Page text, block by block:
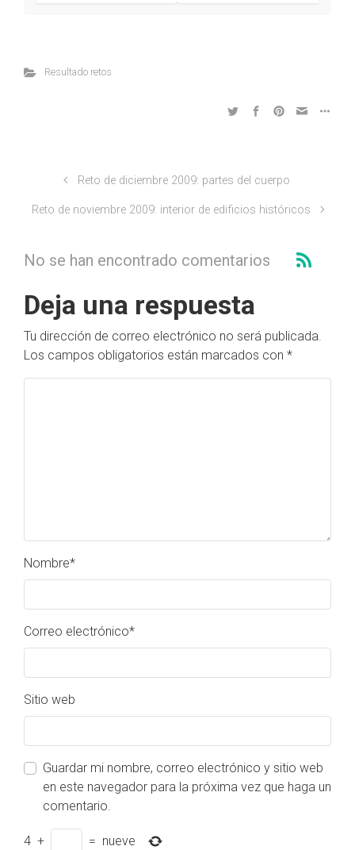
Resultado retos
Reto de diciembre 2009: partes del cuerpo
Reto de noviembre 2009: interior de edificios históricos
No se han encontrado comentarios
Deja una respuesta
Tu dirección de correo electrónico no será publicada.
Los campos obligatorios están marcados con *
Nombre*
Correo electrónico*
Sitio web
Guardar mi nombre, correo electrónico y sitio web
en este navegador para la próxima vez que haga un
comentario.
4 + = nueve